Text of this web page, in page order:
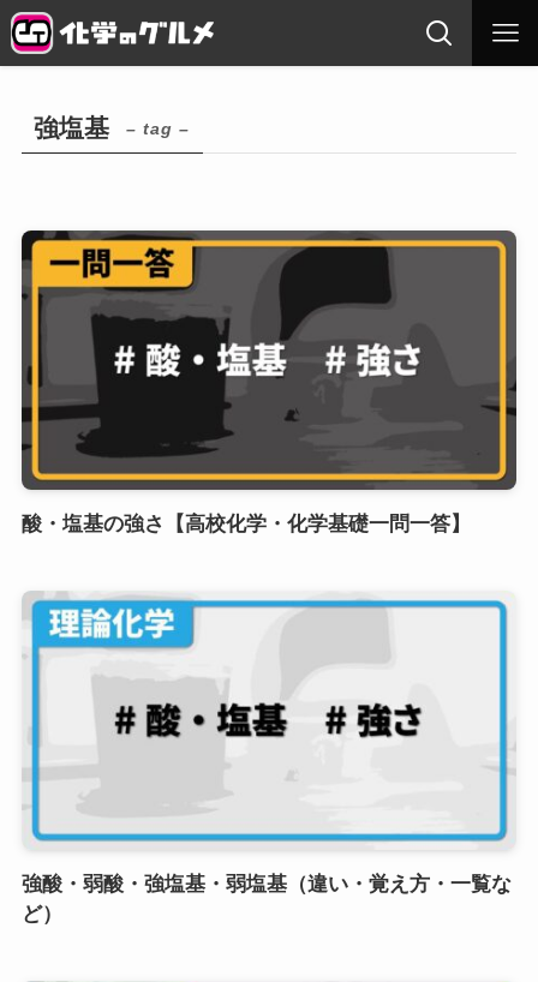
強塩基 – tag –
酸・塩基の強さ【高校化学・化学基礎一問一答】
強酸・弱酸・強塩基・弱塩基（違い・覚え方・一覧な
ど）